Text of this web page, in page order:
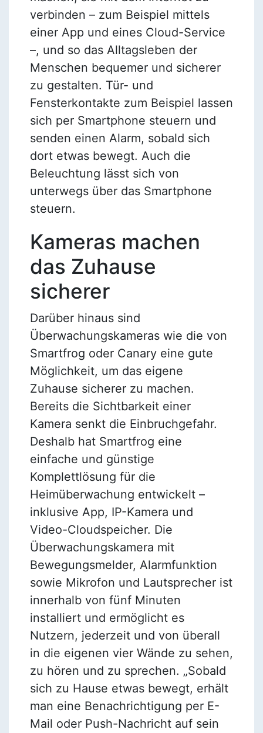
verbinden – zum Beispiel mittels
einer App und eines Cloud-Service
–, und so das Alltagsleben der
Menschen bequemer und sicherer
zu gestalten. Tür- und
Fensterkontakte zum Beispiel lassen
sich per Smartphone steuern und
senden einen Alarm, sobald sich
dort etwas bewegt. Auch die
Beleuchtung lässt sich von
unterwegs über das Smartphone
steuern.
Kameras machen
das Zuhause
sicherer
Darüber hinaus sind
Überwachungskameras wie die von
Smartfrog oder Canary eine gute
Möglichkeit, um das eigene
Zuhause sicherer zu machen.
Bereits die Sichtbarkeit einer
Kamera senkt die Einbruchgefahr.
Deshalb hat Smartfrog eine
einfache und günstige
Komplettlösung für die
Heimüberwachung entwickelt –
inklusive App, IP-Kamera und
Video-Cloudspeicher. Die
Überwachungskamera mit
Bewegungsmelder, Alarmfunktion
sowie Mikrofon und Lautsprecher ist
innerhalb von fünf Minuten
installiert und ermöglicht es
Nutzern, jederzeit und von überall
in die eigenen vier Wände zu sehen,
zu hören und zu sprechen. „Sobald
sich zu Hause etwas bewegt, erhält
man eine Benachrichtigung per E-
Mail oder Push-Nachricht auf sein